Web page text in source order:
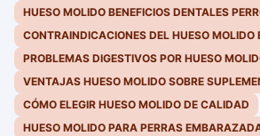
HUESO MOLIDO BENEFICIOS DENTALES
CONTRAINDICACIONES DEL HUESO MOLIDO
PROBLEMAS DIGESTIVOS POR HUESO
VENTAJAS HUESO MOLIDO SOBRE
CÓMO ELEGIR HUESO MOLIDO DE CALIDAD
HUESO MOLIDO PARA PERRAS